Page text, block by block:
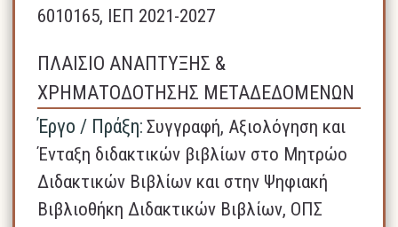
6010165, ΙΕΠ 2021-2027
ΠΛΑΙΣΙΟ ΑΝΑΠΤΥΞΗΣ &
ΧΡΗΜΑΤΟΔΟΤΗΣΗΣ ΜΕΤΑΔΕΔΟΜΕΝΩΝ
Έργο / Πράξη: Συγγραφή, Αξιολόγηση και
Ένταξη διδακτικών βιβλίων στο Μητρώο
Διδακτικών Βιβλίων και στην Ψηφιακή
Βιβλιοθήκη Διδακτικών Βιβλίων, ΟΠΣ